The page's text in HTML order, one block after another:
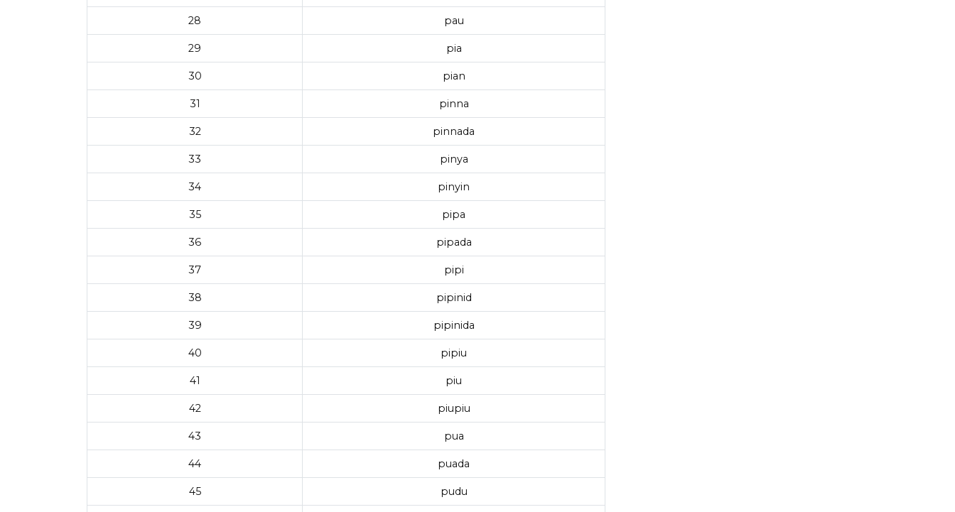
28 pau
29 pia
30 pian
31 pinna
32 pinnada
33 pinya
34 pinyin
35 pipa
36 pipada
37 pipi
38 pipinid
39 pipinida
40 pipiu
41 piu
42 piupiu
43 pua
44 puada
45 pudu